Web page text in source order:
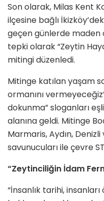
Son olarak, Milas Kent
ilçesine bağlı
geçen günlerde maden
tepki olarak “Zeytin
mitingi düzenledi.
Mitinge katılan yaşam
ormanını
dokunma” sloganları
alanına geldi. Mitinge
Marmaris, Aydın,
savunucuları ile çevre
“Zeytinciliğin İdam
“İnsanlık tarihi,